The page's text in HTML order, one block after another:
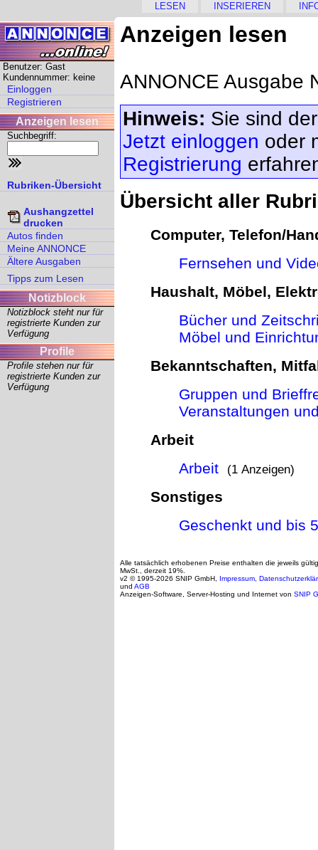
LESEN INSERIEREN
Benutzer: Gast
Kundennummer: keine
Einloggen
Registrieren
Anzeigen lesen
Suchbegriff:
Rubriken-Übersicht
Aushangzettel
drucken
Autos finden
Meine ANNONCE
Ältere Ausgaben
Tipps zum Lesen
Notizblock
Notizblock steht nur für
registrierte Kunden zur
Verfügung
Profile
Profile stehen nur für
registrierte Kunden zur
Verfügung
Anzeigen lesen
ANNONCE Ausgabe
Hinweis: Sie sind
Jetzt einloggen oder
Registrierung
Übersicht aller
Computer, Telefon/
Fernsehen und
Haushalt, Möbel,
Bücher und
Möbel und
Bekanntschaften,
Gruppen und
Veranstaltungen
Arbeit
Arbeit
(1 Anzeigen)
Sonstiges
Geschenkt und bis
Alle tatsächlich erhobenen Preise enthalten die jeweils
MwSt., derzeit 19%.
v2 © 1995-2026 SNIP GmbH, Impressum
und AGB
Anzeigen-Software, Server-Hosting und Internet von SNIP